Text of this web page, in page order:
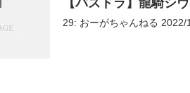
【パズドラ】龍騎シ
29: おーがちゃんねる